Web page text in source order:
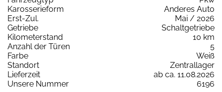
Karosserieform
Anderes Auto
Erst-Zul.
Mai / 2026
Getriebe
Schaltgetriebe
Kilometerstand
10 km
Anzahl der Türen
5
Farbe
Weiß
Standort
Zentrallager
Lieferzeit
ab ca. 11.08.2026
Unsere Nummer
6196